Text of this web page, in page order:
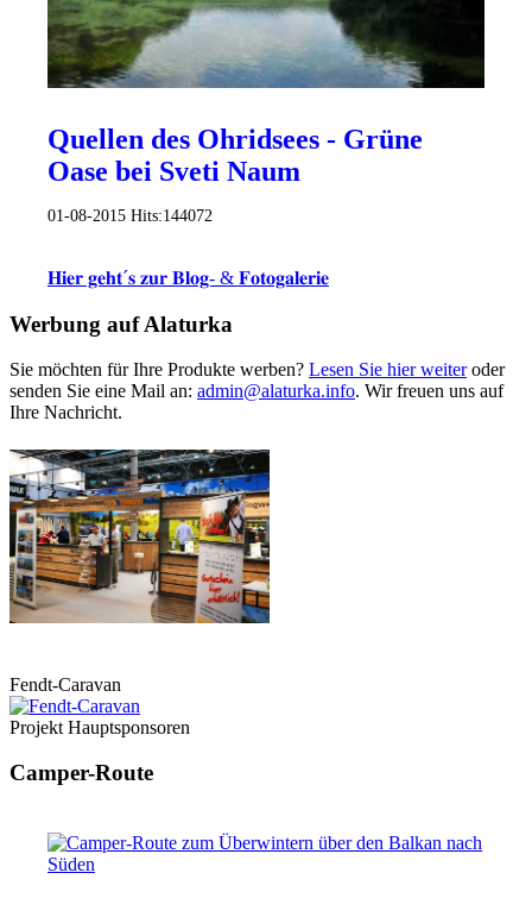
Quellen des Ohridsees - Grüne
Oase bei Sveti Naum
01-08-2015 Hits:144072
𝐇𝐢𝐞𝐫 𝐠𝐞𝐡𝐭´𝐬 𝐳𝐮𝐫 𝐁𝐥𝐨𝐠- & 𝐅𝐨𝐭𝐨𝐠𝐚𝐥𝐞𝐫𝐢𝐞
Werbung auf Alaturka
Sie möchten für Ihre Produkte werben? Lesen Sie hier weiteroder
senden Sie eine Mail an: admin@alaturka.info. Wir freuen uns auf
Ihre Nachricht.
Fendt-Caravan
Projekt Hauptsponsoren
Camper-Route